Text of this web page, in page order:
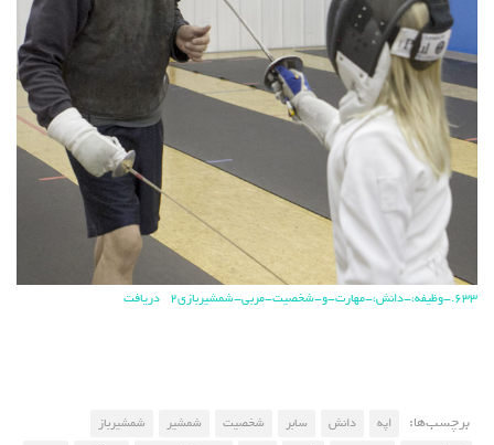
633.-وظیفه،-دانش،-مهارت-و-شخصیت-مربی-شمشیربازی2 دریافت
برچسب‌ها: اپه دانش سابر شخصیت شمشیر
شمشیرباز